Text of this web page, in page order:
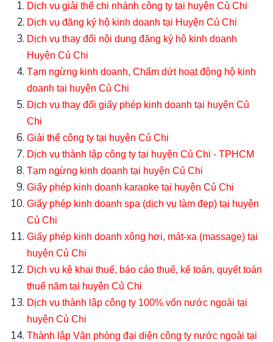
Dịch vụ giải thể chi nhánh công ty tại huyện Củ Chi
Dịch vụ đăng ký hộ kinh doanh tại Huyện Củ Chi
Dịch vụ thay đổi nội dung đăng ký hộ kinh doanh
Huyện Củ Chi
Tạm ngừng kinh doanh, Chấm dứt hoạt động hộ kinh
doanh tại huyện Củ Chi
Dịch vụ thay đổi giấy phép kinh doanh tại huyện Củ
Chi
Giải thể công ty tại huyện Củ Chi
Dịch vụ thành lập công ty tại huyện Củ Chi - TPHCM
Tạm ngừng kinh doanh tại huyện Củ Chi
Giấy phép kinh doanh karaoke tại huyện Củ Chi
Giấy phép kinh doanh spa (dịch vụ làm đẹp) tại huyện
Củ Chi
Giấy phép kinh doanh xông hơi, mát-xa (massage) tại
huyện Củ Chi
Dịch vụ kê khai thuế, báo cáo thuế, kế toán, quyết toán
thuế năm tại huyện Củ Chi
Dịch vụ thành lập công ty 100% vốn nước ngoài tại
huyện Củ Chi
Thành lập Văn phòng đại diện công ty nước ngoài tại